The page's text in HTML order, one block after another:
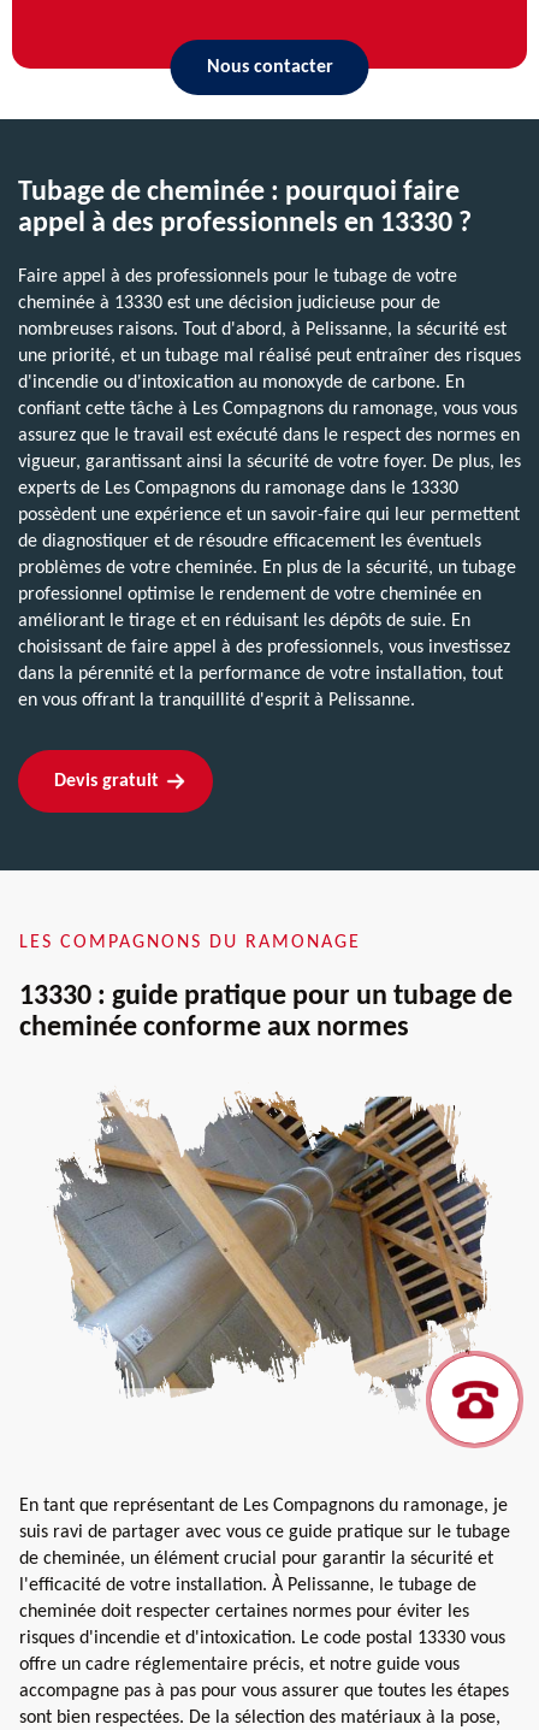
Nous contacter
Tubage de cheminée : pourquoi faire
appel à des professionnels en 13330 ?
Faire appel à des professionnels pour le tubage de votre
cheminée à 13330 est une décision judicieuse pour de
nombreuses raisons. Tout d'abord, à Pelissanne, la sécurité est
une priorité, et un tubage mal réalisé peut entraîner des risques
d'incendie ou d'intoxication au monoxyde de carbone. En
confiant cette tâche à Les Compagnons du ramonage, vous vous
assurez que le travail est exécuté dans le respect des normes en
vigueur, garantissant ainsi la sécurité de votre foyer. De plus, les
experts de Les Compagnons du ramonage dans le 13330
possèdent une expérience et un savoir-faire qui leur permettent
de diagnostiquer et de résoudre efficacement les éventuels
problèmes de votre cheminée. En plus de la sécurité, un tubage
professionnel optimise le rendement de votre cheminée en
améliorant le tirage et en réduisant les dépôts de suie. En
choisissant de faire appel à des professionnels, vous investissez
dans la pérennité et la performance de votre installation, tout
en vous offrant la tranquillité d'esprit à Pelissanne.
Devis gratuit
LES COMPAGNONS DU RAMONAGE
13330 : guide pratique pour un tubage de
cheminée conforme aux normes
En tant que représentant de Les Compagnons du ramonage, je
suis ravi de partager avec vous ce guide pratique sur le tubage
de cheminée, un élément crucial pour garantir la sécurité et
l'efficacité de votre installation. À Pelissanne, le tubage de
cheminée doit respecter certaines normes pour éviter les
risques d'incendie et d'intoxication. Le code postal 13330 vous
offre un cadre réglementaire précis, et notre guide vous
accompagne pas à pas pour vous assurer que toutes les étapes
sont bien respectées. De la sélection des matériaux à la pose,